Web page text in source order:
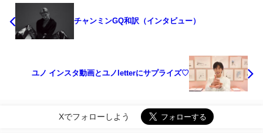
チャンミンGQ和訳（インタビュー）
ユノ インスタ動画とユノletterにサプライズ♡
Xでフォローしよう